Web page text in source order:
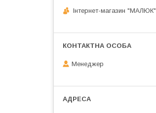
Інтернет-магазин "МАЛЮК"
Менеджер